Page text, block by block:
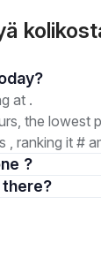
much is today?
at .
the lowest
, ranking it #
?
are there?